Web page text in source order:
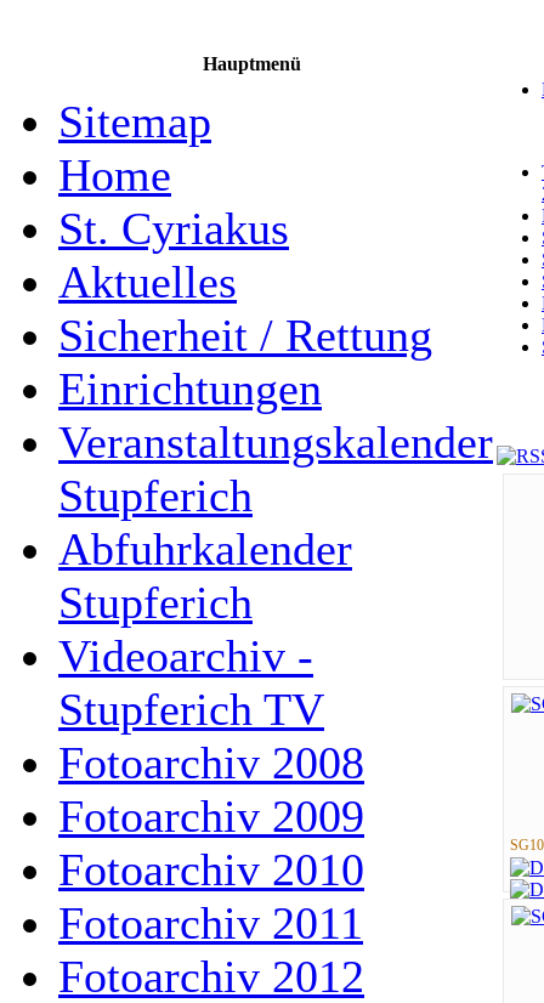
Hauptmenü
Sitemap
Home
St. Cyriakus
Aktuelles
Sicherheit / Rettung
Einrichtungen
Veranstaltungskalender
Stupferich
Abfuhrkalender
Stupferich
Videoarchiv -
Stupferich TV
Fotoarchiv 2008
Fotoarchiv 2009
Fotoarchiv 2010
Fotoarchiv 2011
Fotoarchiv 2012